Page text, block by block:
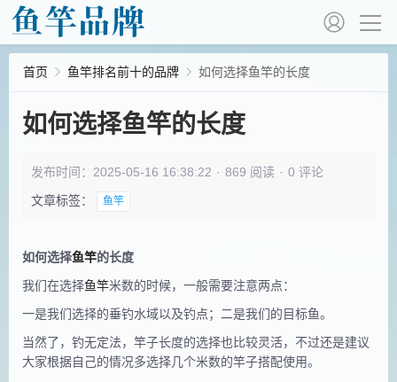
首页 鱼竿排名前十的品牌 如何选择鱼竿的长度
如何选择鱼竿的长度
发布时间：2025-05-16 16:38:22 · 869 阅读 · 0 评论
文章标签：
鱼竿
如何选择鱼竿的长度
我们在选择鱼竿米数的时候，一般需要注意两点：
一是我们选择的垂钓水域以及钓点；二是我们的目标鱼。
当然了，钓无定法，竿子长度的选择也比较灵活，不过还是建议
大家根据自己的情况多选择几个米数的竿子搭配使用。